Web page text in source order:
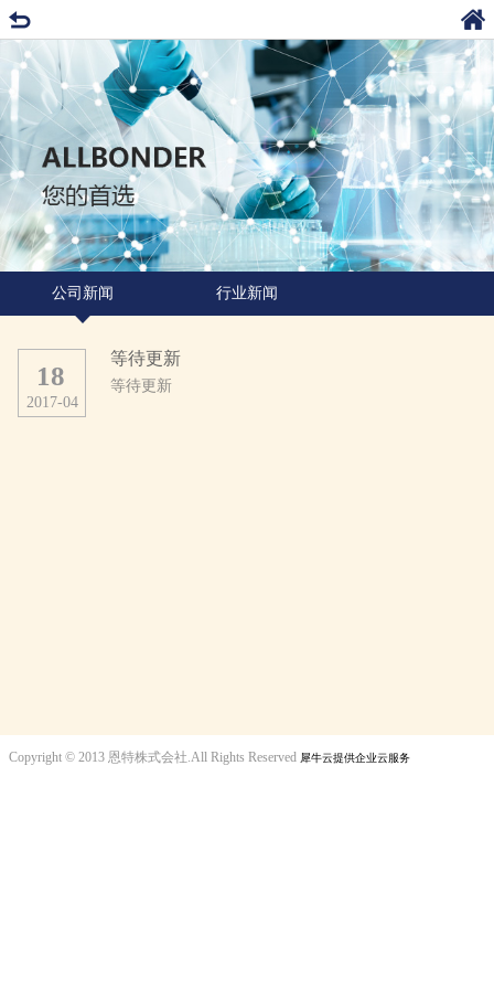
公司新闻 行业新闻
等待更新
等待更新
2017-04
18
Copyright © 2013 恩特株式会社.All Rights Reserved 犀牛云提供企业云服务